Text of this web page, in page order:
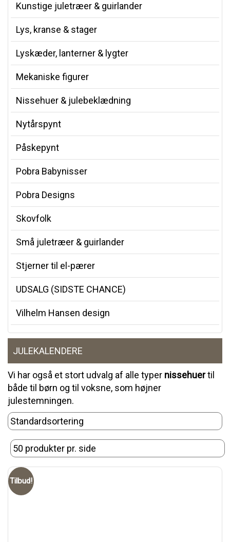
Kunstige juletræer & guirlander
Lys, kranse & stager
Lyskæder, lanterner & lygter
Mekaniske figurer
Nissehuer & julebeklædning
Nytårspynt
Påskepynt
Pobra Babynisser
Pobra Designs
Skovfolk
Små juletræer & guirlander
Stjerner til el-pærer
UDSALG (SIDSTE CHANCE)
Vilhelm Hansen design
JULEKALENDERE
Vi har også et stort udvalg af alle typer nissehuertil
både til børn og til voksne, som højner
julestemningen.
Tilbud!